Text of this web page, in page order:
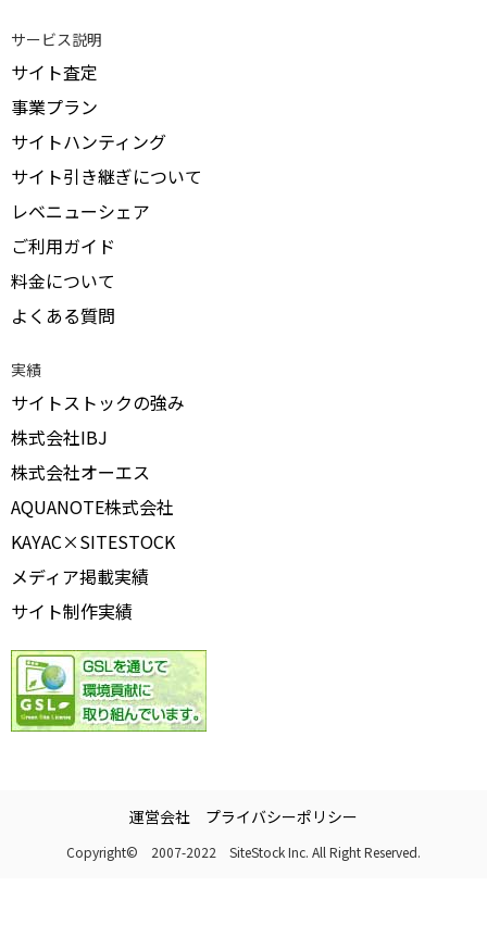
サービス説明
サイト査定
事業プラン
サイトハンティング
サイト引き継ぎについて
レベニューシェア
ご利用ガイド
料金について
よくある質問
実績
サイトストックの強み
株式会社IBJ
株式会社オーエス
AQUANOTE株式会社
KAYAC×SITESTOCK
メディア掲載実績
サイト制作実績
運営会社 プライバシーポリシー
Copyright© 2007-2022 SiteStock Inc. All Right Reserved.